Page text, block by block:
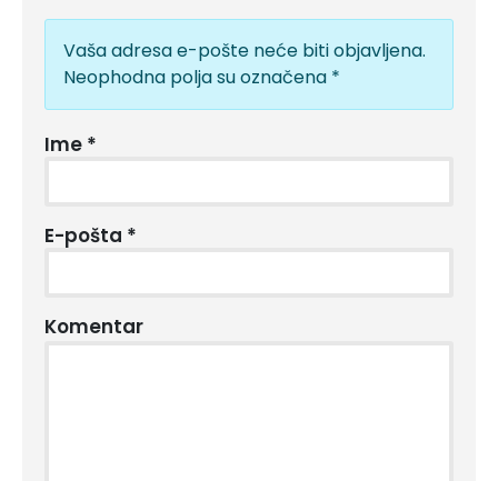
Vaša adresa e-pošte neće biti objavljena.
Neophodna polja su označena *
Ime *
E-pošta *
Komentar